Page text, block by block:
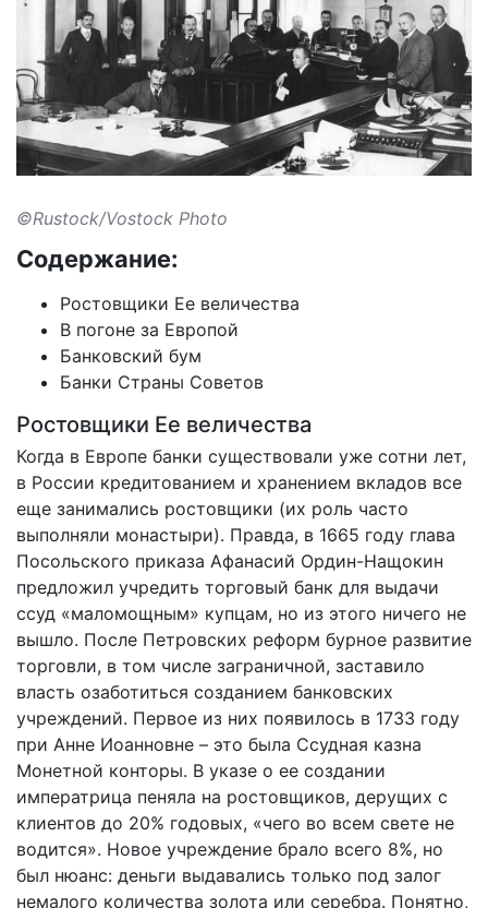
©Rustock/Vostock Photo
Содержание:
Ростовщики Ее величества
В погоне за Европой
Банковский бум
Банки Страны Советов
Ростовщики Ее величества
Когда в Европе банки существовали уже сотни лет,
в России кредитованием и хранением вкладов все
еще занимались ростовщики (их роль часто
выполняли монастыри). Правда, в 1665 году глава
Посольского приказа Афанасий Ордин-Нащокин
предложил учредить торговый банк для выдачи
ссуд «маломощным» купцам, но из этого ничего не
вышло. После Петровских реформ бурное развитие
торговли, в том числе заграничной, заставило
власть озаботиться созданием банковских
учреждений. Первое из них появилось в 1733 году
при Анне Иоанновне – это была Ссудная казна
Монетной конторы. В указе о ее создании
императрица пеняла на ростовщиков, дерущих с
клиентов до 20% годовых, «чего во всем свете не
водится». Новое учреждение брало всего 8%, но
был нюанс: деньги выдавались только под залог
немалого количества золота или серебра. Понятно,